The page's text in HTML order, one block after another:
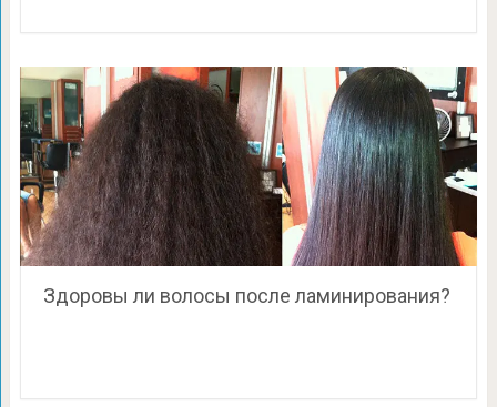
Здоровы ли волосы после ламинирования?